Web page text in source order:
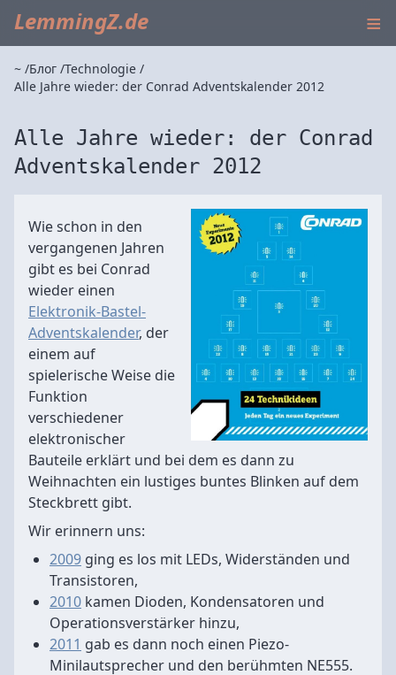
LemmingZ.de ≡
~ Блог Technologie
Alle Jahre wieder: der Conrad Adventskalender 2012
Alle Jahre wieder: der Conrad
Adventskalender 2012
Wie schon in den
vergangenen Jahren
gibt es bei Conrad
wieder einen
Elektronik-Bastel-
Adventskalender, der
einem auf
spielerische Weise die
Funktion
verschiedener
elektronischer
Bauteile erklärt und bei dem es dann zu
Weihnachten ein lustiges buntes Blinken auf dem
Steckbrett gibt.
Wir erinnern uns:
2009 ging es los mit LEDs, Widerständen und
Transistoren,
2010 kamen Dioden, Kondensatoren und
Operationsverstärker hinzu,
2011 gab es dann noch einen Piezo-
Minilautsprecher und den berühmten NE555.